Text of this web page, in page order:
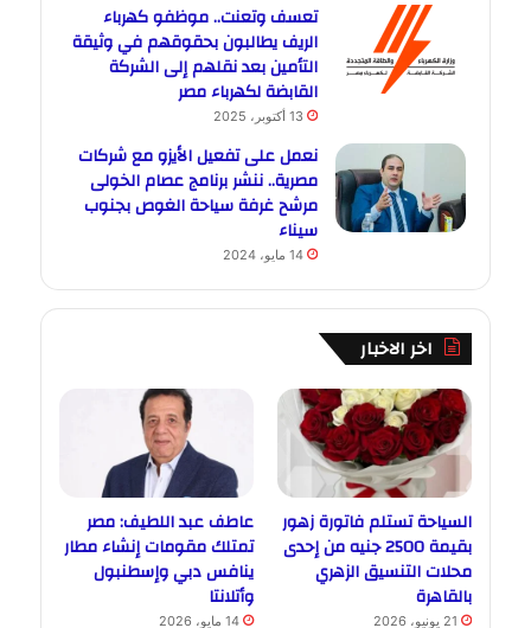
تعسف وتعنت.. موظفو كهرباء
الريف يطالبون بحقوقهم في وثيقة
التأمين بعد نقلهم إلى الشركة
القابضة لكهرباء مصر
13 أكتوبر، 2025
نعمل على تفعيل الأيزو مع شركات
مصرية.. ننشر برنامج عصام الخولى
مرشح غرفة سياحة الغوص بجنوب
سيناء
14 مايو، 2024
اخر الاخبار
السياحة تستلم فاتورة زهور
بقيمة 2500 جنيه من إحدى
محلات التنسيق الزهري
بالقاهرة
21 يونيو، 2026
عاطف عبد اللطيف: مصر
تمتلك مقومات إنشاء مطار
ينافس دبي وإسطنبول
وأتلانتا
14 مايو، 2026